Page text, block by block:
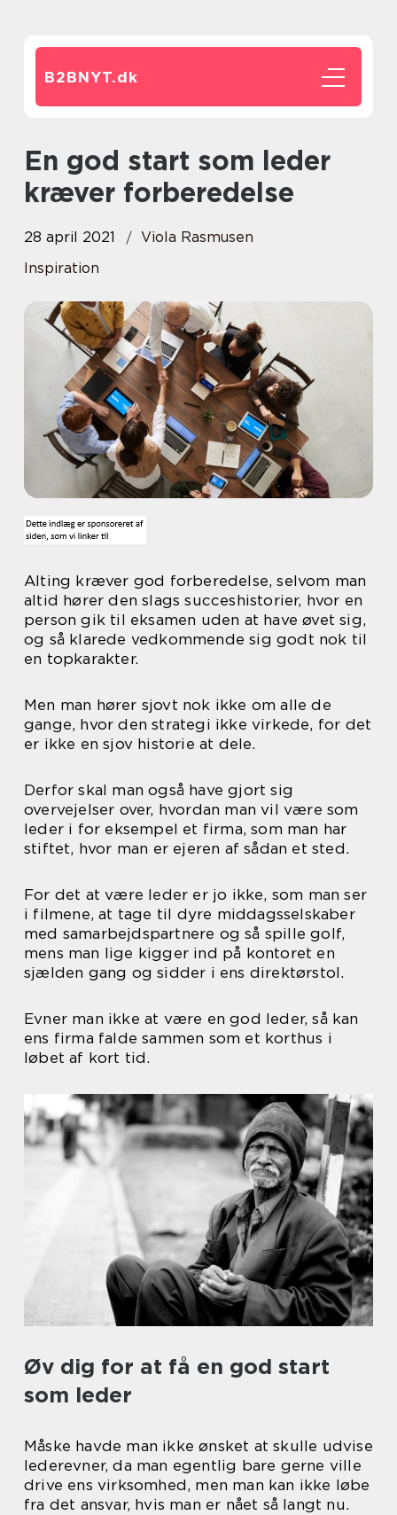
B2BNYT.dk
En god start som leder
kræver forberedelse
28 april 2021
Viola Rasmusen
Inspiration
Alting kræver god forberedelse, selvom man
altid hører den slags succeshistorier, hvor en
person gik til eksamen uden at have øvet sig,
og så klarede vedkommende sig godt nok til
en topkarakter.
Men man hører sjovt nok ikke om alle de
gange, hvor den strategi ikke virkede, for det
er ikke en sjov historie at dele.
Derfor skal man også have gjort sig
overvejelser over, hvordan man vil være som
leder i for eksempel et firma, som man har
stiftet, hvor man er ejeren af sådan et sted.
For det at være leder er jo ikke, som man ser
i filmene, at tage til dyre middagsselskaber
med samarbejdspartnere og så spille golf,
mens man lige kigger ind på kontoret en
sjælden gang og sidder i ens direktørstol.
Evner man ikke at være en god leder, så kan
ens firma falde sammen som et korthus i
løbet af kort tid.
Øv dig for at få en god start
som leder
Måske havde man ikke ønsket at skulle udvise
lederevner, da man egentlig bare gerne ville
drive ens virksomhed, men man kan ikke løbe
fra det ansvar, hvis man er nået så langt nu.